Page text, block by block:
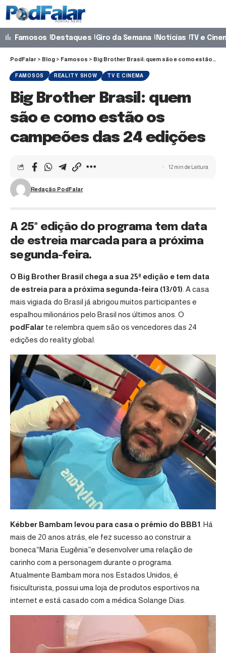
Famosos Destaques Giro da Semana Notícias TV e
PodFalar > Blog > Famosos > Big Brother Brasil: quem são e como estão os campeões das 24 edições
FAMOSOS REALITY SHOW TV E CINEMA
Big Brother Brasil: quem
são e como estão os
campeões das 24 edições
Redação PodFalar
12 min de Leitura
A 25ª edição do programa tem data
de estreia marcada para a próxima
segunda-feira.
O Big Brother Brasil chega a sua 25ª edição e tem data
de estreia para a próxima segunda-feira (13/01) . A casa
mais vigiada do Brasil já abrigou muitos participantes e
espalhou milionários pelo Brasil nos últimos anos. O
podFalar te relembra quem são os vencedores das 24
edições do reality global.
Kébber Bambam levou para casa o prêmio do BBB1 . Há
mais de 20 anos atrás, ele fez sucesso ao construir a
boneca“Maria Eugênia”e desenvolver uma relação de
carinho com a personagem durante o programa.
Atualmente Bambam mora nos Estados Unidos, é
fisiculturista, possui uma loja de produtos esportivos na
internet e está casado com a médica Solange Dias.